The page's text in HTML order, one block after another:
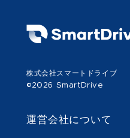
株式会社スマートドライブ
©2026 SmartDrive
運営会社について